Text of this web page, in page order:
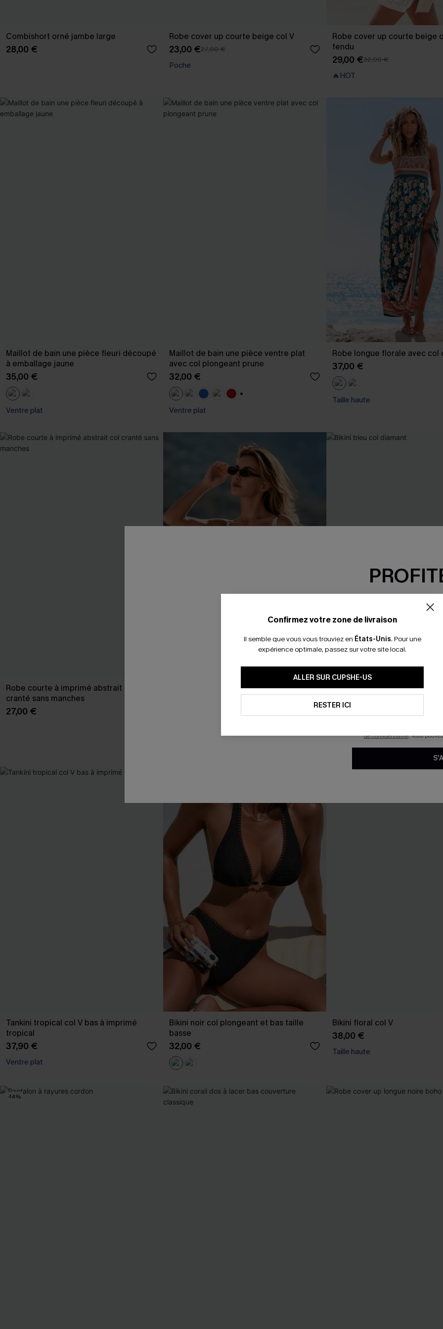
Combishort orné jambe large
28,00 €
Robe cover up courte beige col V
23,00 €27,00 €
Poche
Robe cover up courte beige
fendu
29,00 €32,00 €
🔥HOT
Maillot de bain une pièce fleuri découpé
à emballage jaune
35,00 €
Ventre plat
Maillot de bain une pièce ventre plat
avec col plongeant prune
32,00 €
Ventre plat
Robe longue florale avec col
37,00 €
Taille haute
Robe courte à imprimé abstrait col
cranté sans manches
27,00 €
Maillot de bain une pièce gainant ventre
Bikini bleu col diamant
35,00 €
Armature
Tankini tropical col V bas à imprimé
tropical
37,90 €
Ventre plat
Bikini noir col plongeant et bas taille
basse
32,00 €
Bikini floral col V
38,00 €
Taille haute
-14%
Confirmez votre zone de livraison
Il semble que vous vous trouviez en États-Unis. Pour une
expérience optimale, passez sur votre site local.
ALLER SUR CUPSHE-US
RESTER ICI
-15% dès 2
*Un code par
En soumettant votre adresse
mails marketing (y compris
reconnaissez avoir pris
pouvons utiliser les données
technologies de suivi, telles
savoir si ceux-ci ont été
personnaliser nos contenus
produits susceptibles de
de confidentialité. Vous